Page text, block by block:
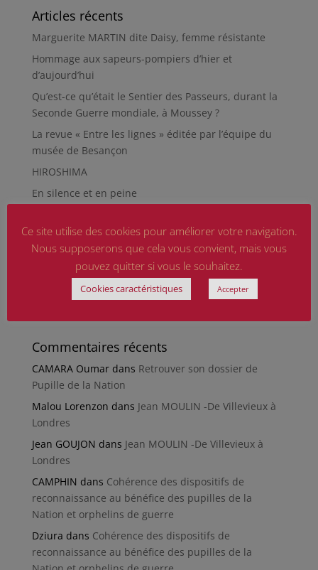
Articles récents
Marguerite MARTIN dite Daisy, femme résistante
Hommage aux sapeurs-pompiers d’hier et
d’aujourd’hui
Qu’est-ce qu’était le Sentier des Passeurs, durant la
Seconde Guerre mondiale, à Moussey ?
La revue « Entre les lignes » éditée par l’équipe du
musée de Besançon
HIROSHIMA
En silence et en peine
Guerre mondiale
RÉPARER LES OMISSIONS SUR LES MONUMENTS AUX
Le rapport d’activité 2025 de la DMCA.
Commentaires récents
CAMARA Oumardans Retrouver son dossier de
Pupille de la Nation
Malou Lorenzon dans Jean MOULIN -De Villevieux à
Londres
Jean GOUJON dans Jean MOULIN -De Villevieux à
Londres
CAMPHIN dans Cohérence des dispositifs de
reconnaissance au bénéfice des pupilles de la
Nation et orphelins de guerre
Dziura dans Cohérence des dispositifs de
reconnaissance au bénéfice des pupilles de la
Ce site utilise des cookies pour améliorer votre navigation.
Nous supposerons que cela vous convient, mais vous
pouvez quitter si vous le souhaitez.
Cookies caractéristiques Accepter